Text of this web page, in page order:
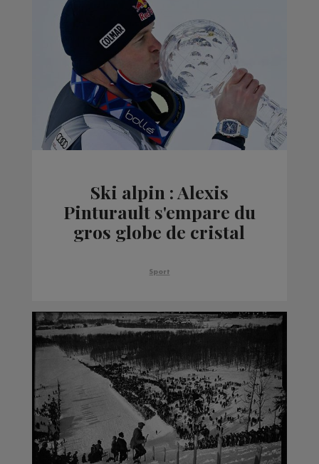
Ski alpin : Alexis
Pinturault s'empare du
gros globe de cristal
Sport